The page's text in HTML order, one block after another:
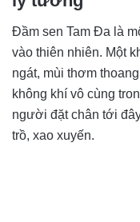
Đầm sen Tam Đa là
vào thiên nhiên. Một
ngát, mùi thơm
không khí vô cùng
người đặt chân tới
trồ, xao xuyến.